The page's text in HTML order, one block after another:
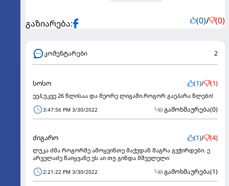
გაზიარება: (0)/ (0)
კომენტარები 2
სოსო (1)/ (1)
ეეჰ,უკვე 26 წლისაა და მეორე ლიგაში.როგორ გაეპარა წლები!
3:47:56 PM 3/30/2022 გამოხმაურება(0)
ძიგარო (1)/ (4)
ლუკა ძმა როგორმე ამოყვინთე მაქედან მაგრა გვჭირდები. ე
არველაძე წაიყვანე ეს აი თუ გინდა მშველელი
2:21:22 PM 3/30/2022 გამოხმაურება(1)